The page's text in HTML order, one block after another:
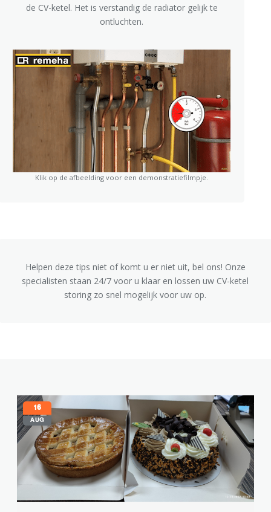
de CV-ketel. Het is verstandig de radiator gelijk te
ontluchten.
Klik op de afbeelding voor een demonstratiefilmpje.
Helpen deze tips niet of komt u er niet uit, bel ons! Onze
specialisten staan 24/7 voor u klaar en lossen uw CV-ketel
storing zo snel mogelijk voor uw op.
16
AUG